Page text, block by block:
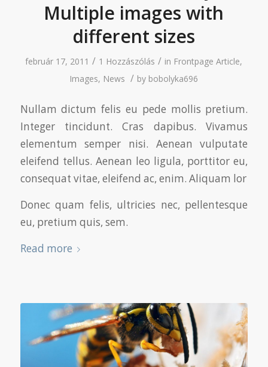
Multiple images with
different sizes
február 17, 2011 / 1 Hozzászólás / in Frontpage Article,
Images, News / by bobolyka696
Nullam dictum felis eu pede mollis pretium.
Integer tincidunt. Cras dapibus. Vivamus
elementum semper nisi. Aenean vulputate
eleifend tellus. Aenean leo ligula, porttitor eu,
consequat vitae, eleifend ac, enim. Aliquam lor
Donec quam felis, ultricies nec, pellentesque
eu, pretium quis, sem.
Read more